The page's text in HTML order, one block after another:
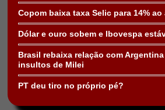
Copom baixa taxa Selic para 14% ao
Dólar e ouro sobem e Ibovespa
Brasil rebaixa relação com
insultos de Milei
PT deu tiro no próprio pé?